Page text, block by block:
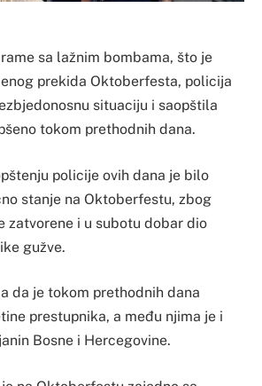
sa lažnim bombama, što je
prekida Oktoberfesta, policija
situaciju i saopštila
tokom prethodnih dana.
policije ovih dana je bilo
stanje na Oktoberfestu, zbog
zatvorene i u subotu dobar dio
gužve.
da je tokom prethodnih dana
prestupnika, a među njima je i
Bosne i Hercegovine.